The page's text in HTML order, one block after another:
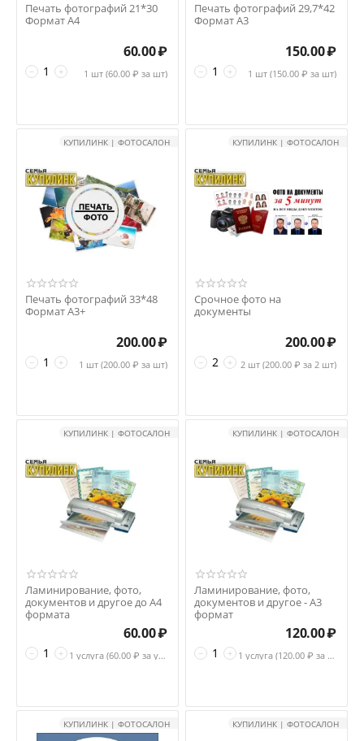
Печать фотографий 21*30
Формат А4
+
−
60.00₽
1 шт (60.00 ₽ за шт)
Печать фотографий 29,7*42
Формат А3
+
−
150.00₽
1 шт (150.00 ₽ за шт)
КУПИЛИНК | ФОТОСАЛОН
Печать фотографий 33*48
Формат А3+
+
−
200.00₽
1 шт (200.00 ₽ за шт)
КУПИЛИНК | ФОТОСАЛОН
Срочное фото на
документы
+
−
200.00₽
2 шт (200.00 ₽ за 2 шт)
КУПИЛИНК | ФОТОСАЛОН
Ламинирование, фото,
документов и другое до А4
формата
+
−
60.00₽
1 услуга (60.00 ₽ за услуга)
КУПИЛИНК | ФОТОСАЛОН
Ламинирование, фото,
документов и другое - А3
формат
+
−
120.00₽
1 услуга (120.00 ₽ за услуга)
КУПИЛИНК | ФОТОСАЛОН КУПИЛИНК | ФОТОСАЛОН